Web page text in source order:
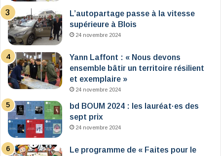
L’autopartage passe à la vitesse
supérieure à Blois
24 novembre 2024
Yann Laffont : « Nous devons
ensemble bâtir un territoire résilient
et exemplaire »
24 novembre 2024
bd BOUM 2024 : les lauréat·es des
sept prix
24 novembre 2024
Le programme de « Faites pour le